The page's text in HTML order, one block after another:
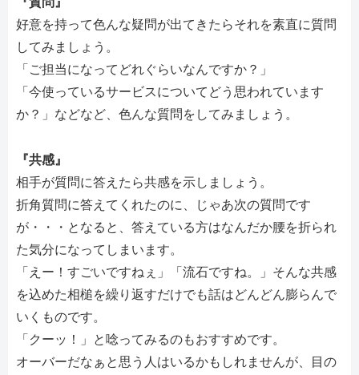
好意を持って色んな疑問が出てきたらそれを素直に質問
してみましょう。
「ご担当になってどれぐらいなんですか？」
「今使っているサービスについてどう思われています
か？」などなど、色んな質問をしてみましょう。
『共感』
相手が質問に答えたら共感を示しましょう。
折角質問に答えてくれたのに、じゃあ次の質問です
が・・・となると、答えている方はなんだか腰を折られ
た気分になってしまいます。
「えー！すごいですねぇ」「流石ですね。」そんな共感
を込めた相槌を繰り返すだけでも話はどんどん膨らんで
いくものです。
「クーッ！」と唸ってみるのもおすすめです。
オーバーだなぁと思う人はいるかもしれませんが、目の